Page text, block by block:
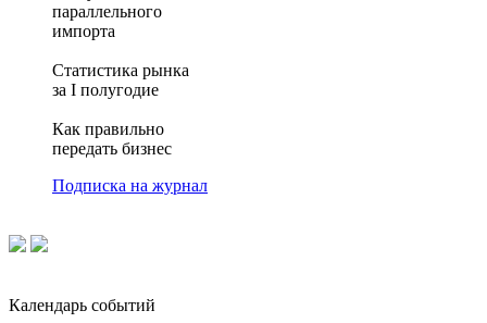
параллельного
импорта
Статистика рынка
за I полугодие
Как правильно
передать бизнес
Подписка на журнал
Календарь событий